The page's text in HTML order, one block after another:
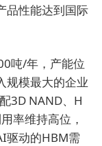
品性能达到国际
吨/年，产能位
规模最大的企业
3D NAND、H
率维持高位，
驱动的HBM需